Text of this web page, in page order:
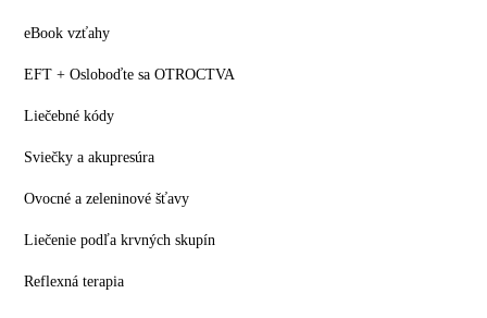
eBook vzťahy
EFT + Osloboďte sa OTROCTVA
Liečebné kódy
Sviečky a akupresúra
Ovocné a zeleninové šťavy
Liečenie podľa krvných skupín
Reflexná terapia